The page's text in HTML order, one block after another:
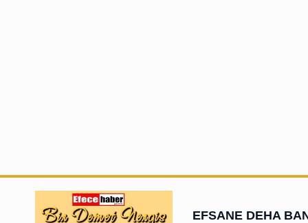
EFSANE DEHA